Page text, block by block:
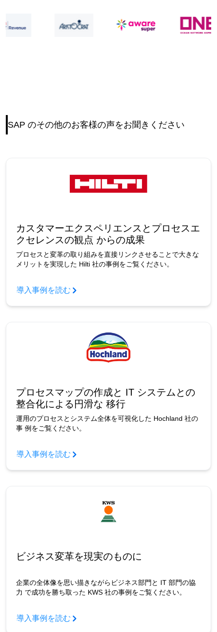
SAP のその他のお客様の声をお聞きください
カスタマーエクスペリエンスとプロセスエ
クセレンスの観点 からの成果
プロセスと変革の取り組みを直接リンクさせることで大きな
メリットを実現した Hilti 社の事例をご覧ください。
導入事例を読む
プロセスマップの作成と IT システムとの
整合化による円滑な 移行
運用のプロセスとシステム全体を可視化した Hochland 社の
事 例をご覧ください。
導入事例を読む
ビジネス変革を現実のものに
企業の全体像を思い描きながらビジネス部門と IT 部門の協
力 で成功を勝ち取った KWS 社の事例をご覧ください。
導入事例を読む